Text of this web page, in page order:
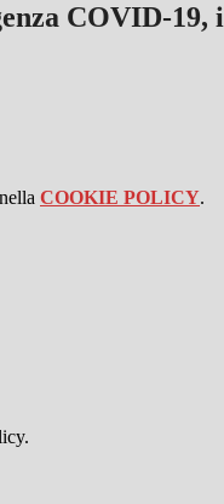
COVID-19,
COOKIE POLICY.